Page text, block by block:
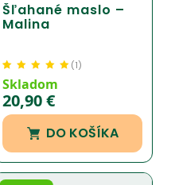
Šľahané maslo –
Malina
Hodnotenie
5 na základe
1
zákazníckej
recenzie
(1)
Skladom
20,90€
DO KOŠÍKA